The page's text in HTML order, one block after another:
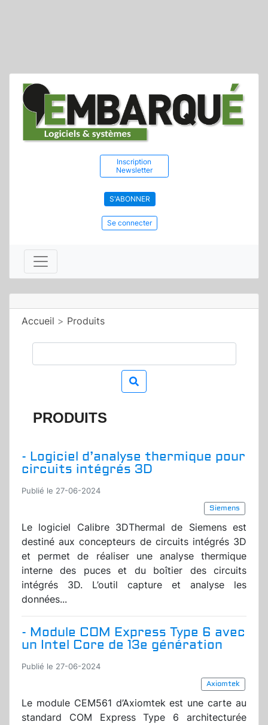
Inscription
Newsletter
S'ABONNER
Se connecter
Accueil > Produits
PRODUITS
- Logiciel d’analyse thermique pour
circuits intégrés 3D
Publié le 27-06-2024
Siemens
Le logiciel Calibre 3DThermal de Siemens est
destiné aux concepteurs de circuits intégrés 3D
et permet de réaliser une analyse thermique
interne des puces et du boîtier des circuits
intégrés 3D. L’outil capture et analyse les
données...
- Module COM Express Type 6 avec
un Intel Core de 13e génération
Publié le 27-06-2024
Axiomtek
Le module CEM561 d’Axiomtek est une carte au
standard COM Express Type 6 architecturée